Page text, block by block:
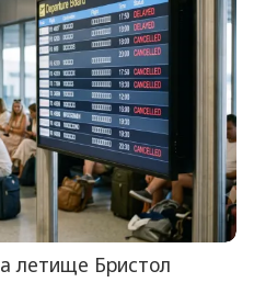
летище Бристол